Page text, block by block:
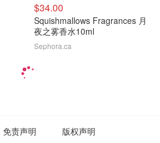
$34.00
Squishmallows Fragrances 月
夜之雾香水10ml
Sephora.ca
免责声明 版权声明